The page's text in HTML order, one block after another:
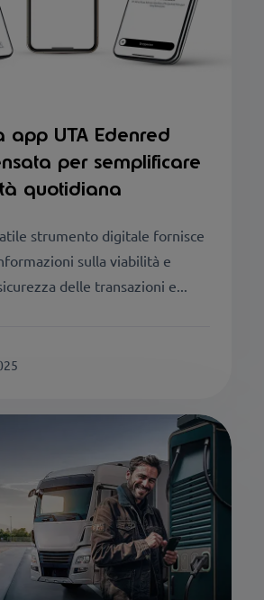
app UTA Edenred
per semplificare
quotidiana
strumento digitale fornisce
sulla viabilità e
delle transazioni e...